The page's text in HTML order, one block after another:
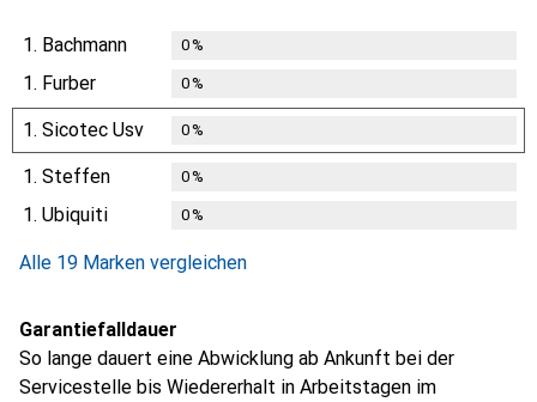
1. Bachmann 0%
1. Furber 0%
1. Sicotec Usv 0%
1. Steffen 0%
1. Ubiquiti 0%
Alle 19 Marken vergleichen
Garantiefalldauer
So lange dauert eine Abwicklung ab Ankunft bei der
Servicestelle bis Wiedererhalt in Arbeitstagen im